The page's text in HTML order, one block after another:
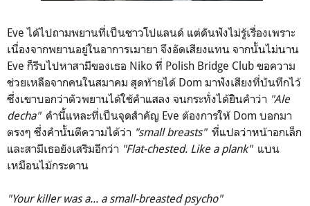
Eve ได้ไปถามพยานที่เป็นชาวโปแลนด์ แต่ดันฟังไม่รู้เรื่องเพราะ
เนื่องจากพยานอยู่ในอาการเมายา จึงอัดเสียงแทน จากนั้นไม่นาน
Eve ก็รีบไปหาสามีของเธอ Niko ที่ Polish Bridge Club ขอความ
ช่วยเหลือจากคนในสมาคม สุดท้ายได้ Dom มาฟังเสียงที่บันทึกไว้
ซึ่งเขาบอกว่าตัวพยานได้ใช้คำแสลง จนกระทั่งได้ยิินคำว่า "Ale
decha" คำนี้แหละที่เป็นจุดสำคัญ Eve ต้องการให้ Dom บอกมา
ตรงๆ ซึ่งคำนั้นตีความได้ว่า "small breasts" ที่แปลว่าหน้าอกเล็ก
และสามีเธอยังเสริมอีกว่า "Flat-chested. Like a plank"แบน
เหมือนไม้กระดาน
"Your killer was a... a small-breasted psycho"